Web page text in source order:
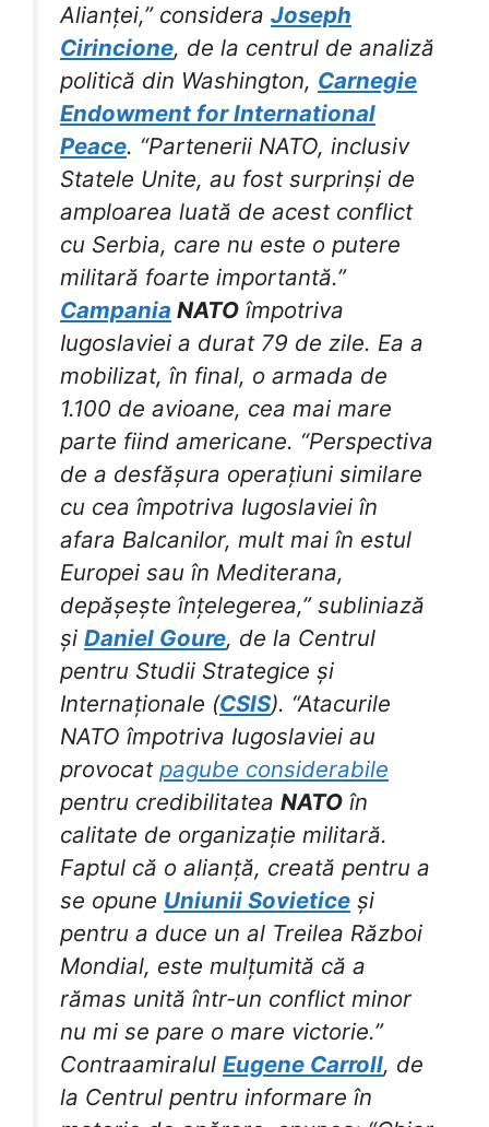
Alianței,” considera Joseph
Cirincione, de la centrul de analiză
politică din Washington, Carnegie
Endowment for International
Peace. “Partenerii NATO, inclusiv
Statele Unite, au fost surprinși de
amploarea luată de acest conflict
cu Serbia, care nu este o putere
militară foarte importantă.”
Campania NATO împotriva
Iugoslaviei a durat 79 de zile. Ea a
mobilizat, în final, o armada de
1.100 de avioane, cea mai mare
parte fiind americane. “Perspectiva
de a desfășura operațiuni similare
cu cea împotriva Iugoslaviei în
afara Balcanilor, mult mai în estul
Europei sau în Mediterana,
depășește înțelegerea,” subliniază
și Daniel Goure, de la Centrul
pentru Studii Strategice și
Internaționale (CSIS). “Atacurile
NATO împotriva Iugoslaviei au
provocat pagube considerabile
pentru credibilitatea NATO în
calitate de organizație militară.
Faptul că o alianță, creată pentru a
se opune Uniunii Sovietice și
pentru a duce un al Treilea Război
Mondial, este mulțumită că a
rămas unită într-un conflict minor
nu mi se pare o mare victorie.”
Contraamiralul Eugene Carroll, de
la Centrul pentru informare în